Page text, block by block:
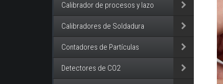
Calibrador de procesos y lazo
Calibradores de Soldadura
Contadores de Partículas
Detectores de CO2